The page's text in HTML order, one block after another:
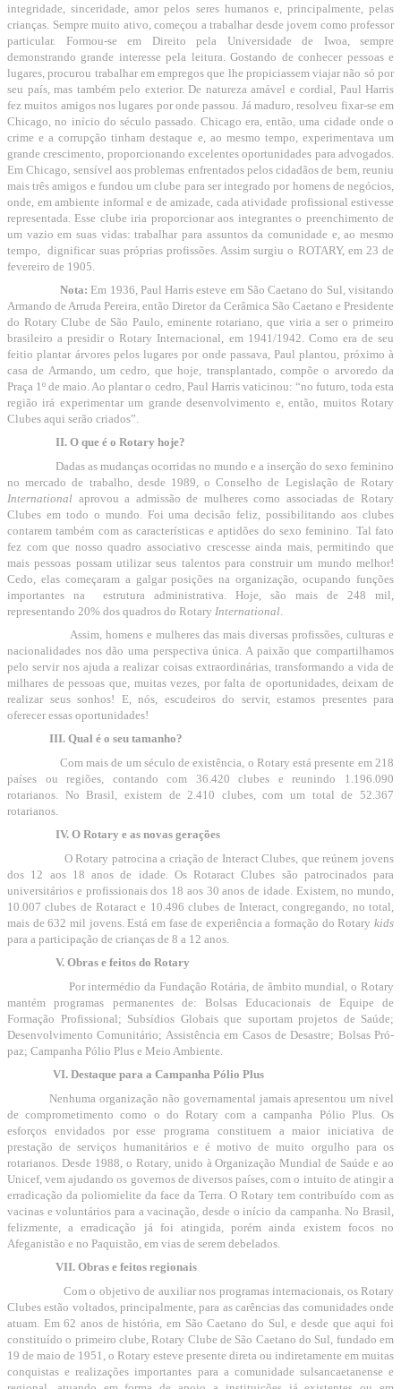
integridade, sinceridade, amor pelos seres humanos e, principalmente, pelas
crianças. Sempre muito ativo, começou a trabalhar desde jovem como professor
particular. Formou-se em Direito pela Universidade de Iwoa, sempre
demonstrando grande interesse pela leitura. Gostando de conhecer pessoas e
lugares, procurou trabalhar em empregos que lhe propiciassem viajar não só por
seu país, mas também pelo exterior. De natureza amável e cordial, Paul Harris
fez muitos amigos nos lugares por onde passou. Já maduro, resolveu fixar-se em
Chicago, no início do século passado. Chicago era, então, uma cidade onde o
crime e a corrupção tinham destaque e, ao mesmo tempo, experimentava um
grande crescimento, proporcionando excelentes oportunidades para advogados.
Em Chicago, sensível aos problemas enfrentados pelos cidadãos de bem, reuniu
mais três amigos e fundou um clube para ser integrado por homens de negócios,
onde, em ambiente informal e de amizade, cada atividade profissional estivesse
representada. Esse clube iria proporcionar aos integrantes o preenchimento de
um vazio em suas vidas: trabalhar para assuntos da comunidade e, ao mesmo
tempo,
dignificar suas próprias profissões. Assim surgiu o ROTARY, em 23 de
fevereiro de 1905.
Nota: Em 1936, Paul Harris esteve em São Caetano do Sul, visitando
Armando de Arruda Pereira, então Diretor da Cerâmica São Caetano e Presidente
do Rotary Clube de São Paulo, eminente rotariano, que viria a ser o primeiro
brasileiro a presidir o Rotary Internacional, em 1941/1942. Como era de seu
feitio plantar árvores pelos lugares por onde passava, Paul plantou, próximo à
casa de Armando, um cedro, que hoje, transplantado, compõe o arvoredo da
Praça 1º de maio. Ao plantar o cedro, Paul Harris vaticinou: “no futuro, toda esta
região irá experimentar um grande desenvolvimento e, então, muitos Rotary
Clubes aqui serão criados”.
II. O que é o Rotary hoje?
Dadas as mudanças ocorridas no mundo e a inserção do sexo feminino
no mercado de trabalho, desde 1989, o Conselho de Legislação de Rotary
International aprovou a admissão de mulheres como associadas de Rotary
Clubes em todo o mundo. Foi uma decisão feliz, possibilitando aos clubes
contarem também com as características e aptidões do sexo feminino. Tal fato
fez com que nosso quadro associativo crescesse ainda mais, permitindo que
mais pessoas possam utilizar seus talentos para construir um mundo melhor!
Cedo, elas começaram a galgar posições na organização, ocupando funções
importantes na
estrutura administrativa. Hoje, são mais de 248 mil,
representando 20% dos quadros do Rotary International
Assim, homens e mulheres das mais diversas profissões, culturas e
nacionalidades nos dão uma perspectiva única. A paixão que compartilhamos
pelo servir nos ajuda a realizar coisas extraordinárias, transformando a vida de
milhares de pessoas que, muitas vezes, por falta de oportunidades, deixam de
realizar seus sonhos! E, nós, escudeiros do servir, estamos presentes para
oferecer essas oportunidades!
III. Qual é o seu tamanho?
Com mais de um século de existência, o Rotary está presente em 218
países ou regiões, contando com 36.420 clubes e reunindo 1.196.090
rotarianos. No Brasil, existem de 2.410 clubes, com um total de 52.367
rotarianos.
IV. O Rotary e as novas gerações
O Rotary patrocina a criação de Interact Clubes, que reúnem jovens
dos 12 aos 18 anos de idade. Os Rotaract Clubes são patrocinados para
universitários e profissionais dos 18 aos 30 anos de idade. Existem, no mundo,
10.007 clubes de Rotaract e 10.496 clubes de Interact, congregando, no total,
mais de 632 mil jovens. Está em fase de experiência a formação do Rotary kids
para a participação de crianças de 8 a 12 anos.
V. Obras e feitos do Rotary
Por intermédio da Fundação Rotária, de âmbito mundial, o Rotary
mantém programas permanentes de: Bolsas Educacionais de Equipe de
Formação Profissional; Subsídios Globais que suportam projetos de Saúde;
Desenvolvimento Comunitário; Assistência em Casos de Desastre; Bolsas Pró-
paz; Campanha Pólio Plus e Meio Ambiente.
VI. Destaque para a Campanha Pólio Plus
Nenhuma organização não governamental jamais apresentou um nível
de comprometimento como o do Rotary com a campanha Pólio Plus. Os
esforços envidados por esse programa constituem a maior iniciativa de
prestação de serviços humanitários e é motivo de muito orgulho para os
rotarianos. Desde 1988, o Rotary, unido à Organização Mundial de Saúde e ao
Unicef, vem ajudando os governos de diversos países, com o intuito de atingir a
erradicação da poliomielite da face da Terra. O Rotary tem contribuído com as
vacinas e voluntários para a vacinação, desde o início da campanha. No Brasil,
felizmente, a erradicação já foi atingida, porém ainda existem focos no
Afeganistão e no Paquistão, em vias de serem debelados.
VII. Obras e feitos regionais
Com o objetivo de auxiliar nos programas internacionais, os Rotary
Clubes estão voltados, principalmente, para as carências das comunidades onde
atuam. Em 62 anos de história, em São Caetano do Sul, e desde que aqui foi
constituído o primeiro clube, Rotary Clube de São Caetano do Sul, fundado em
19 de maio de 1951, o Rotary esteve presente direta ou indiretamente em muitas
conquistas e realizações importantes para a comunidade sulsancaetanense e